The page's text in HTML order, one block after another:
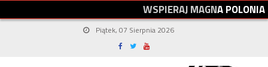
WSPIERAJMAGNAPOLONIA
Piątek, 07 Sierpnia 2026